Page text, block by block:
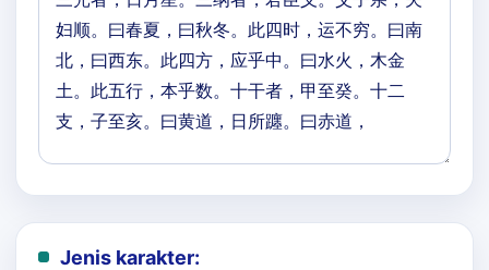
Jenis karakter: